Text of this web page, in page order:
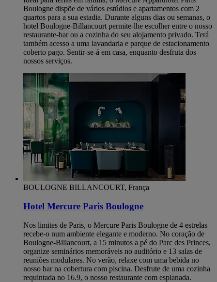
Boulogne dispõe de vários estúdios e apartamentos com 2
quartos para a sua estadia. Durante alguns dias ou semanas, o
hotel Boulogne-Billancourt permite-lhe escolher entre o nosso
restaurante-bar ou a cozinha do seu alojamento privado. Terá
também acesso a uma lavandaria e parque de estacionamento
coberto pago. Sentir-se-á em casa, enquanto desfruta dos
nossos serviços.
BOULOGNE BILLANCOURT, França
Hotel Mercure Paris Boulogne
Nos limites de Paris, o Mercure Paris Boulogne de 4 estrelas
recebe-o num ambiente elegante e moderno. No coração de
Boulogne-Billancourt, a 15 minutos a pé do Parc des Princes,
organize seminários memoráveis no auditório e 13 salas de
reuniões modulares. No verão, relaxe com uma bebida no
nosso bar na cobertura com piscina. Desfrute de uma cozinha
requintada no 16.9, o nosso restaurante com esplanada.